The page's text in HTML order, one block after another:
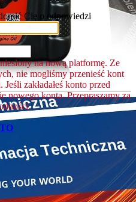
Cię o odpowiedzi
na nową platformę. Ze
nie mogliśmy przenieść kont
zakładałeś konto przed
nowego konta. Przepraszamy za